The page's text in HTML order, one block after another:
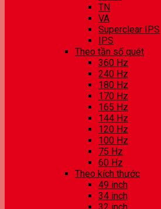
TN
VA
Superclear IPS
IPS
Theo tần số quét
360 Hz
240 Hz
180 Hz
170 Hz
165 Hz
144 Hz
120 Hz
100 Hz
75 Hz
60 Hz
Theo kích thước
49 inch
34 inch